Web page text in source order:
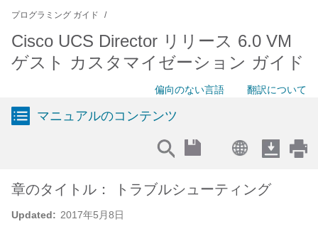
プログラミング ガイド
Cisco UCS Director リリース 6.0 VM
ゲスト カスタマイゼーション ガイド
偏向のない言語 翻訳について
マニュアルのコンテンツ
Updated: 2017年5月8日
章のタイトル： トラブルシューティング